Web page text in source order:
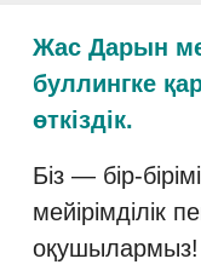
Жас Дарын
буллингке
өткіздік.
Біз — бір-
мейірімділік
оқушылармыз!